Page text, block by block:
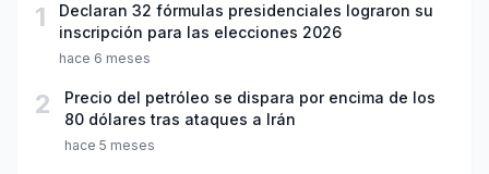
1
Declaran 32 fórmulas presidenciales lograron su
inscripción para las elecciones 2026
hace 6 meses
2
Precio del petróleo se dispara por encima de los
80 dólares tras ataques a Irán
hace 5 meses